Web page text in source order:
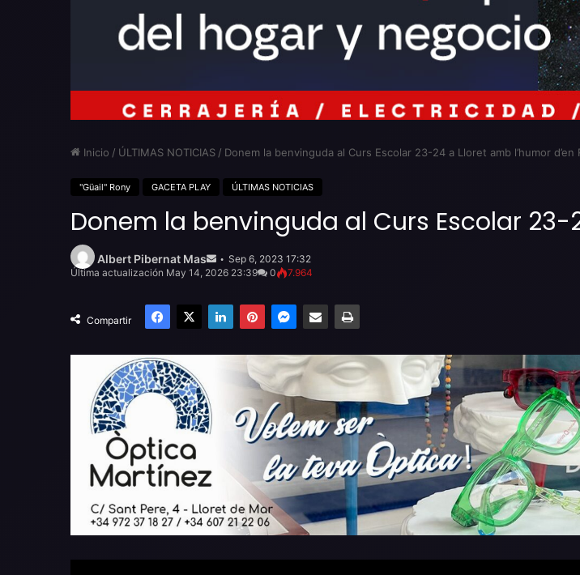
Inicio / ÚLTIMAS NOTICIAS / Donem la benvinguda al Curs Escolar 23-24 a Lloret amb l’humor d’en
"Güail" Rony GACETA PLAY ÚLTIMAS NOTICIAS
Donem la benvinguda al Curs Escolar 23-
Albert Pibernat Mas
emailSep 6, 2023 17:32
Última actualización May 14, 2026 23:39
0 7.964
Compartir
Facebook
X LinkedInPinterestMessenger
Compartir por email Imprimir